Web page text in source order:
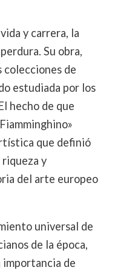
y carrera, la
Su obra,
colecciones de
estudiada por los
hecho de que
que definió
y
del arte europeo
universal de
de la época,
de